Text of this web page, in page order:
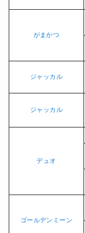
がまかつ
ジャッカル
ジャッカル
デュオ
ゴールデンミーン